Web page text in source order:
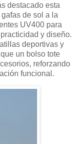
destacado esta
de sol a la
UV400 para
y diseño.
deportivas y
un bolso tote
reforzando
funcional.